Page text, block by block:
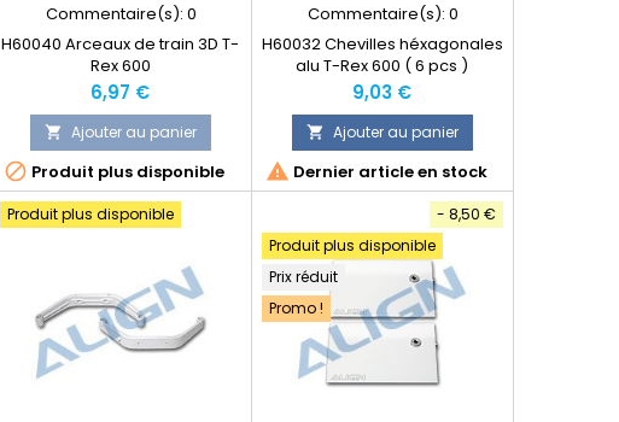
Commentaire(s):0
H60040 Arceaux de train 3D T-
Rex 600
Prix
6,97 €
 Ajouter au panier
 Produit plus disponible
Commentaire(s):0
H60032 Chevilles héxagonales
alu T-Rex 600 ( 6 pcs )
Prix
9,03 €
 Ajouter au panier
 Dernier article en stock
Produit plus disponible
- 8,50 €
Produit plus disponible
Prix réduit
Promo !